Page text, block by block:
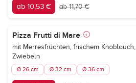
ab 10,53 € ab 11,70 €
Pizza Frutti di Mare
mit Merresfrüchten, frischem Knoblauch,
Zwiebeln
Ø 26 cm Ø 32 cm Ø 36 cm